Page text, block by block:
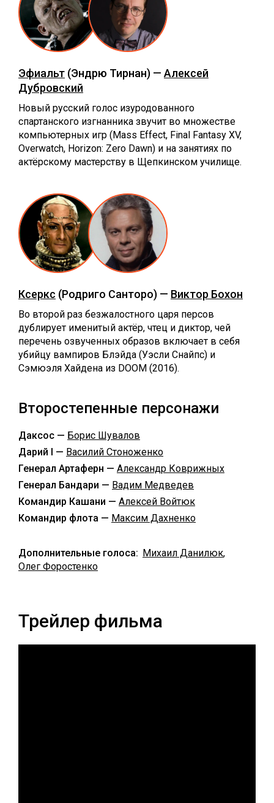
Эфиальт (Эндрю Тирнан) — Алексей
Дубровский
Новый русский голос изуродованного
спартанского изгнанника звучит во множестве
компьютерных игр (Mass Effect, Final Fantasy XV,
Overwatch, Horizon: Zero Dawn) и на занятиях по
актёрскому мастерству в Щепкинском училище.
Ксеркс (Родриго Санторо) — Виктор Бохон
Во второй раз безжалостного царя персов
дублирует именитый актёр, чтец и диктор, чей
перечень озвученных образов включает в себя
убийцу вампиров Блэйда (Уэсли Снайпс) и
Сэмюэля Хайдена из DOOM (2016).
Второстепенные персонажи
Даксос — Борис Шувалов
Дарий I — Василий Стоноженко
Генерал Артаферн — Александр Коврижных
Генерал Бандари — Вадим Медведев
Командир Кашани — Алексей Войтюк
Командир флота — Максим Дахненко
Дополнительные голоса: Михаил Данилюк,
Олег Форостенко
Трейлер фильма